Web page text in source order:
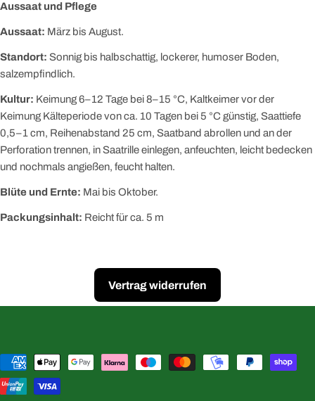
Aussaat und Pflege
Aussaat: März bis August.
Standort: Sonnig bis halbschattig, lockerer, humoser Boden,
salzempfindlich.
Kultur: Keimung 6–12 Tage bei 8–15 °C, Kaltkeimer vor der
Keimung Kälteperiode von ca. 10 Tagen bei 5 °C günstig, Saattiefe
0,5–1 cm, Reihenabstand 25 cm, Saatband abrollen und an der
Perforation trennen, in Saatrille einlegen, anfeuchten, leicht bedecken
und nochmals angießen, feucht halten.
Blüte und Ernte: Mai bis Oktober.
Packungsinhalt: Reicht für ca. 5 m
Vertrag widerrufen
Zahlungsmethoden